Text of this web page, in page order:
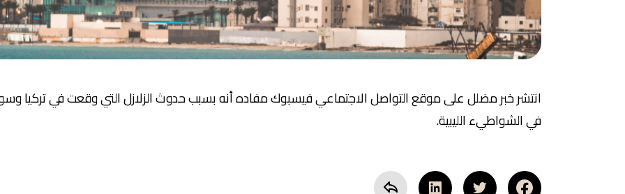
انتشر خبر مضلل على موقع التواصل الاجتماعي فيسبوك مفاده أنه بسبب حدوث الزلازل التي وقعت في تركيا
في الشواطيء الليبية.